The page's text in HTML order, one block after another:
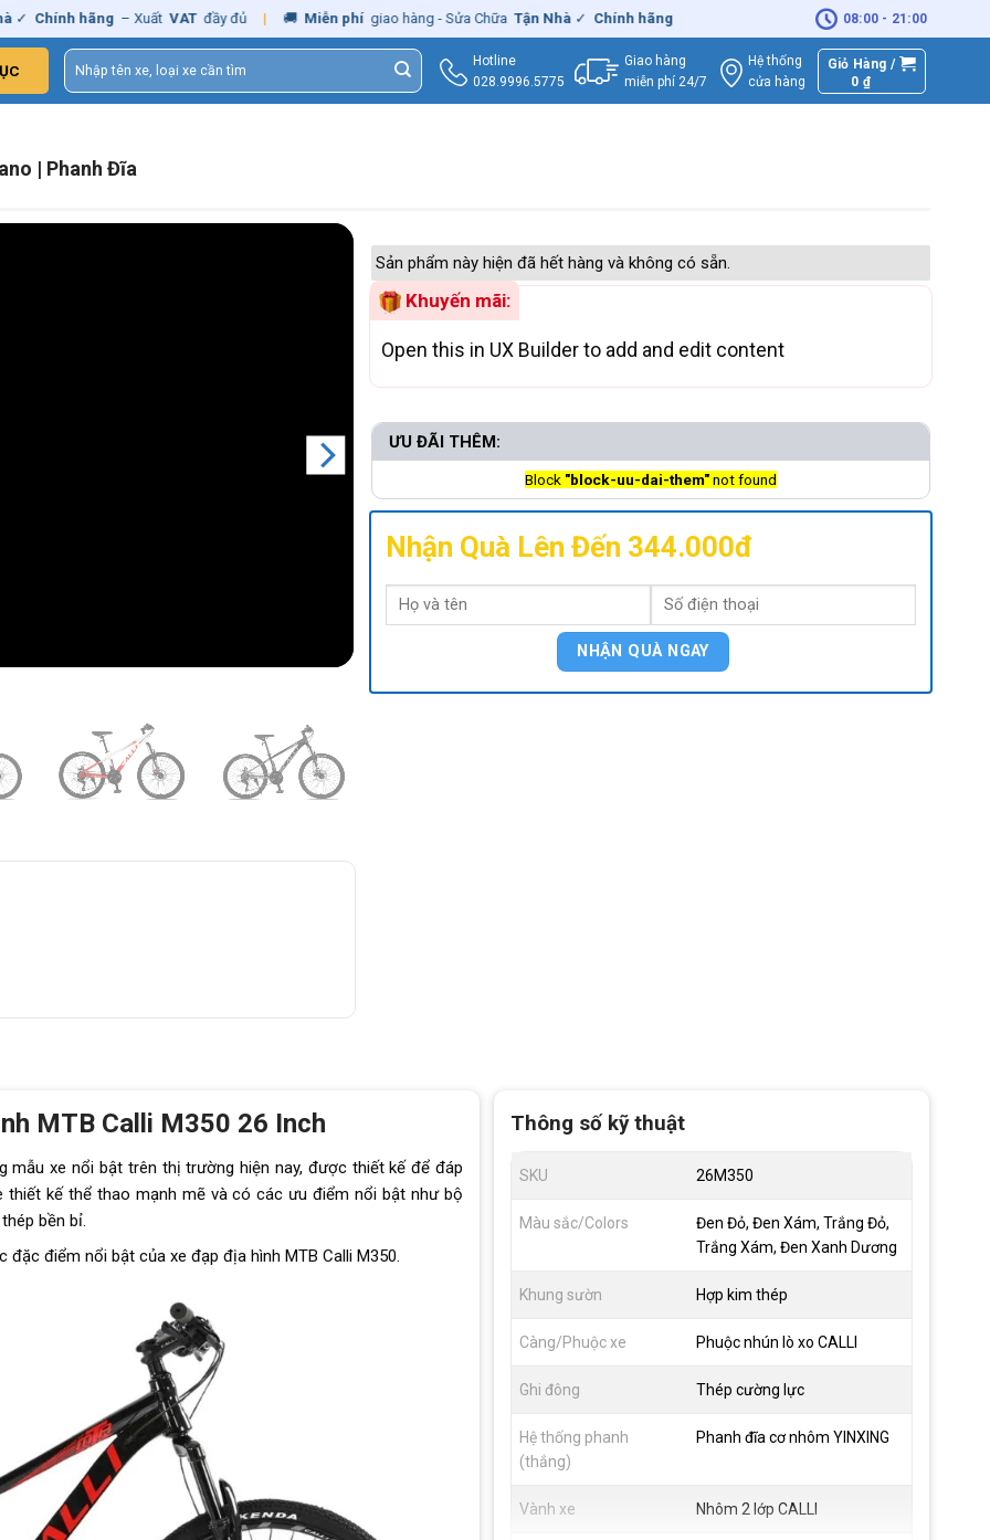
hãng – Xuất VAT đầy đủ | 🚚 Miễn phí giao hàng - Sửa Chữa Tận Nhà ✓ Chính hãng – Xuất 🚚 Miễn phí giao hàng -
08:00 - 21:00
Tìm
kiếm:
Hotline
028.9996.5775
Giao hàng
miễn phí 24/7
Hệ thống
cửa hàng
Giỏ Hàng /
0₫
| Phanh Đĩa
Sản phẩm này hiện đã hết hàng và không có sẵn.
Khuyến mãi:
Open this in UX Builder to add and edit content
ƯU ĐÃI THÊM:
Block "block-uu-dai-them"not found
Nhận Quà Lên Đến 344.000đ
MTB Calli M350 26 Inch
mẫu xe nổi bật trên thị trường hiện nay, được thiết kế để đáp
kế thể thao mạnh mẽ và có các ưu điểm nổi bật như bộ
bền bỉ.
đặc điểm nổi bật của xe đạp địa hình MTB Calli M350.
Thông số kỹ thuật
SKU 26M350
Màu sắc/Colors
Đen Đỏ, Đen Xám, Trắng Đỏ,
Trắng Xám, Đen Xanh Dương
Khung sườn Hợp kim thép
Càng/Phuộc xe Phuộc nhún lò xo CALLI
Ghi đông Thép cường lực
Hệ thống phanh
(thắng)
Phanh đĩa cơ nhôm YINXING
Vành xe Nhôm 2 lớp CALLI